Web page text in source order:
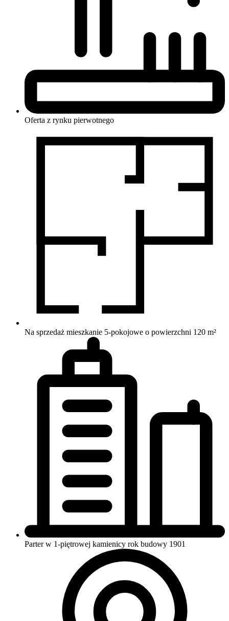
Oferta z rynku pierwotnego
Na sprzedaż mieszkanie 5-pokojowe o powierzchni 120 m²
Parter w 1-piętrowej kamienicy rok budowy 1901